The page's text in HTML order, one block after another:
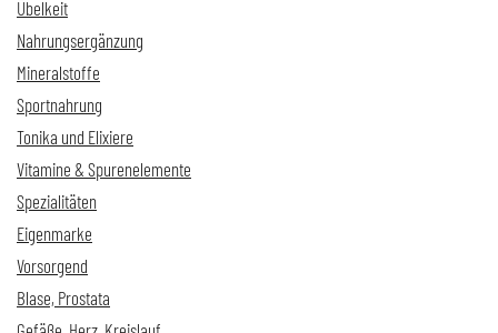
Übelkeit
Nahrungsergänzung
Mineralstoffe
Sportnahrung
Tonika und Elixiere
Vitamine & Spurenelemente
Spezialitäten
Eigenmarke
Vorsorgend
Blase, Prostata